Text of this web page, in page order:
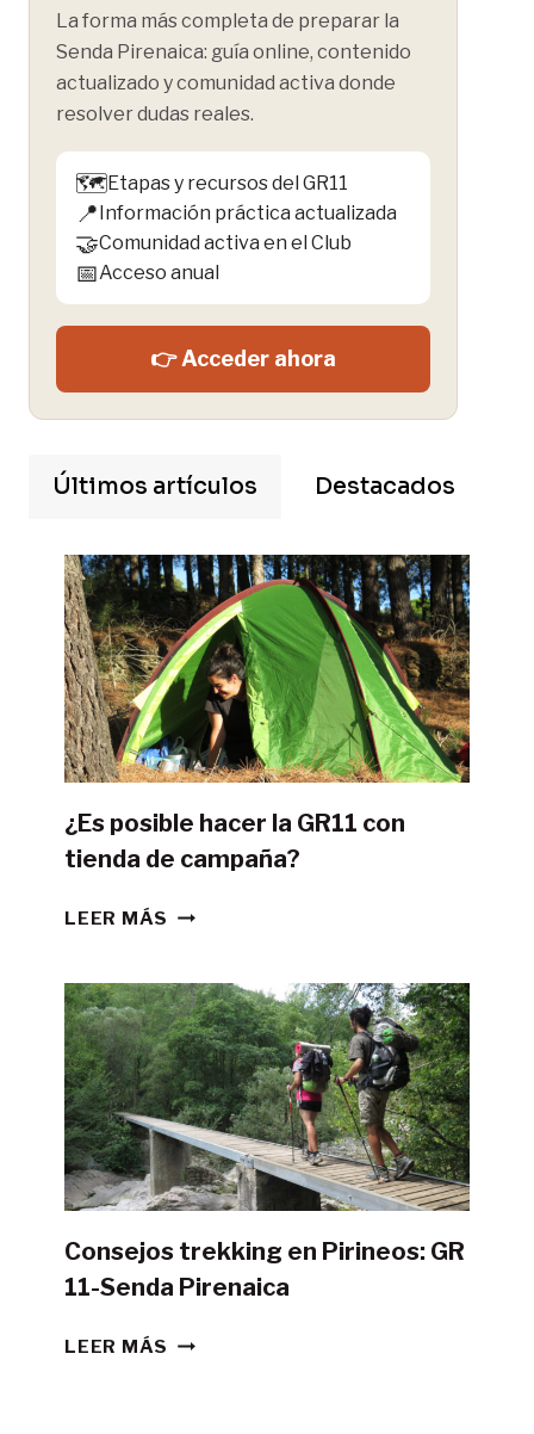
La forma más completa de preparar la
Senda Pirenaica: guía online, contenido
actualizado y comunidad activa donde
resolver dudas reales.
🗺️Etapas y recursos del GR11
📍Información práctica actualizada
🤝Comunidad activa en el Club
📅Acceso anual
👉 Acceder ahora
Últimos artículos Destacados
¿Es posible hacer la GR11 con
tienda de campaña?
LEER MÁS ¿ES
LA
GR11
CON
TIENDA
DE
CAMPAÑA?
Consejos trekking en Pirineos: GR
11-Senda Pirenaica
LEER MÁS CONSEJOS